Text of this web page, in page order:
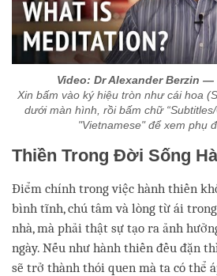
Video: Dr Alexander Berzin —
Xin bấm vào ký hiệu tròn như cái hoa
dưới màn hình, rồi bấm chữ
"Vietnamese" để xem phụ
Thiền Trong Đời Sống
Điểm chính trong việc hành thiền
bình tĩnh, chú tâm và lòng từ ái
nhà, mà phải thật sự tạo ra ảnh
ngày. Nếu như hành thiền đều đặn
sẽ trở thành thói quen mà ta có thể